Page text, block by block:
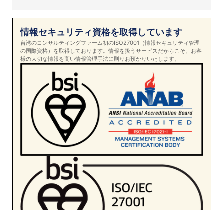
情報セキュリティ資格を取得しています
台湾のコンサルティングファーム初のISO27001（情報セキュリティ管理
の国際資格）を取得しております。情報を扱うサービスだからこそ、お客
様の大切な情報を高い情報管理手法に則りお預かりいたします。